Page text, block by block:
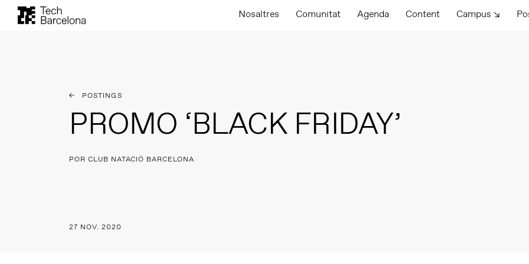
Nosaltres Comunitat Agenda Content Campus ↘
POSTINGS
PROMO ‘BLACK FRIDAY’
POR CLUB NATACIÓ BARCELONA
27 NOV. 2020